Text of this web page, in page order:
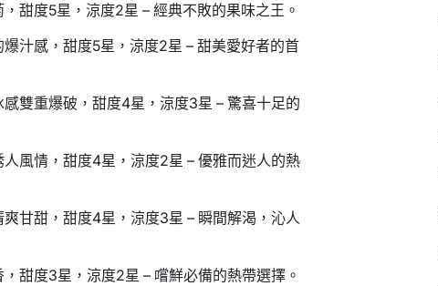
甜度5星，涼度2星 – 經典不敗的果味之王。
汁感，甜度5星，涼度2星 – 甜美愛好者的首
雙重爆破，甜度4星，涼度3星 – 驚喜十足的
風情，甜度4星，涼度2星 – 優雅而迷人的熱
爽甘甜，甜度4星，涼度3星 – 瞬間解渴，沁人
甜度3星，涼度2星 – 嚐鮮必備的熱帶選擇。